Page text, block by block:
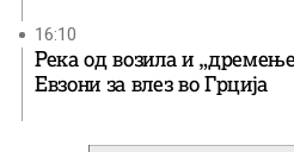
16:10
Река од возила и
Евзони за влез во Грција